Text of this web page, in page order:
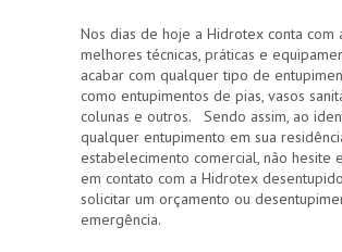
Nos dias de hoje a Hidrotex conta com
melhores técnicas, práticas e
acabar com qualquer tipo de
como entupimentos de pias, vasos
colunas e outros. Sendo assim, ao
qualquer entupimento em sua
estabelecimento comercial, não hesite
em contato com a Hidrotex
solicitar um orçamento ou
emergência.